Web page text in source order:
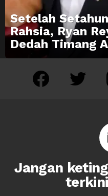
Setelah
Rahsia, Ryan
Dedah Timang
facebook twitter
Jangan